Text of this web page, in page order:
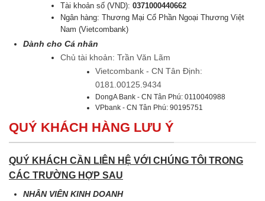
Tài khoản số (VND):0371000440662
Ngân hàng: Thương Mại Cổ Phần Ngoại Thương Việt
Nam (Vietcombank)
Dành cho Cá nhân
Chủ tài khoản: Trần Văn Lãm
Vietcombank - CN Tân Định:
0181.00125.9434
DongA Bank - CN Tân Phú: 0110040988
VPbank - CN Tân Phú: 90195751
QUÝ KHÁCH HÀNG LƯU Ý
QUÝ KHÁCH CẦN LIÊN HỆ VỚI CHÚNG TÔI TRONG
CÁC TRƯỜNG HỢP SAU
NHÂN VIÊN KINH DOANH